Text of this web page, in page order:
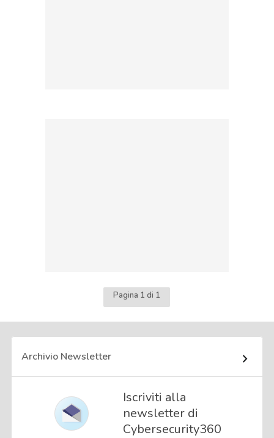
Pagina 1 di 1
Archivio Newsletter
Iscriviti alla
newsletter di
Cybersecurity360